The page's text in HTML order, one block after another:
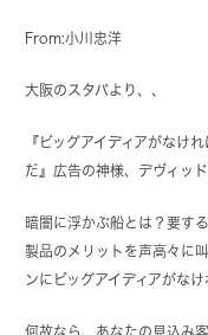
From:小川忠洋
大阪のスタバより、、
『ビッグアイディアがなけ
だ』広告の神様、デヴィッ
暗闇に浮かぶ船とは？要す
製品のメリットを声高々に
ンにビッグアイディアがな
何故なら、あなたの見込み